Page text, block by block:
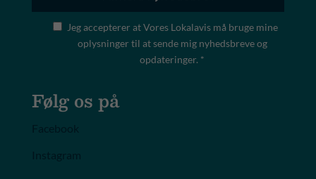
Jeg accepterer at Vores Lokalavis må bruge mine
oplysninger til at sende mig nyhedsbreve og
opdateringer. *
Følg os på